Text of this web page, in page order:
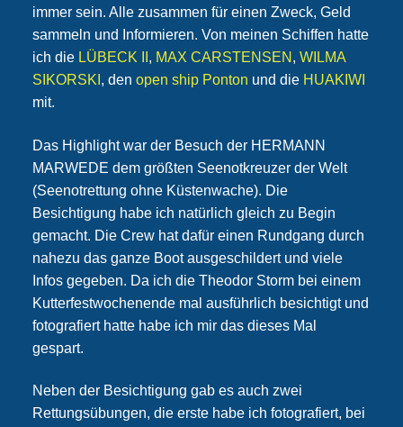
immer sein. Alle zusammen für einen Zweck, Geld
sammeln und Informieren. Von meinen Schiffen hatte
ich die LÜBECK II , MAX CARSTENSEN , WILMA
SIKORSKI , den open ship Ponton und die HUAKIWI
mit.
Das Highlight war der Besuch der HERMANN
MARWEDE dem größten Seenotkreuzer der Welt
(Seenotrettung ohne Küstenwache). Die
Besichtigung habe ich natürlich gleich zu Begin
gemacht. Die Crew hat dafür einen Rundgang durch
nahezu das ganze Boot ausgeschildert und viele
Infos gegeben. Da ich die Theodor Storm bei einem
Kutterfestwochenende mal ausführlich besichtigt und
fotografiert hatte habe ich mir das dieses Mal
gespart.
Neben der Besichtigung gab es auch zwei
Rettungsübungen, die erste habe ich fotografiert, bei